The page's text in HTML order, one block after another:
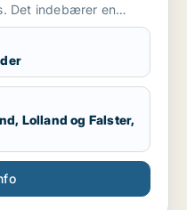
Det indebærer en
et substansielt
innovativt og
tilpasses hele spektret
samt mere
bogmateriale, hvor
ekspressivt udtryk.
Lolland og Falster,